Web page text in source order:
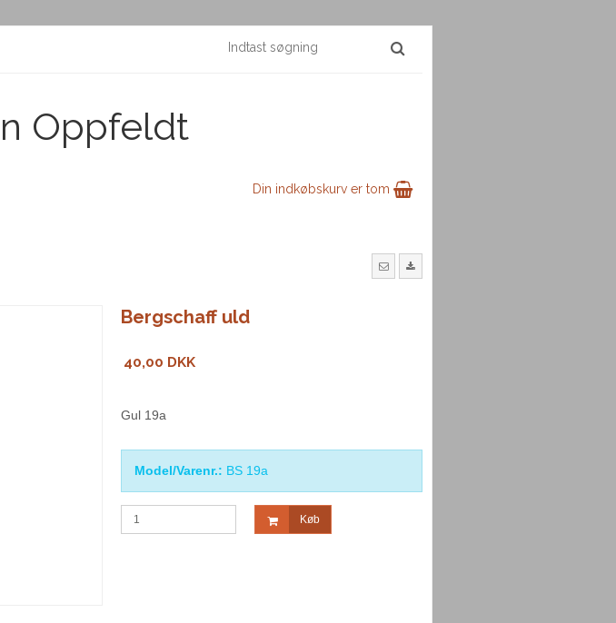
Oppfeldt
Din indkøbskurv er tom
Bergschaff uld
40,00 DKK
Gul 19a
Model/Varenr.: BS 19a
Køb